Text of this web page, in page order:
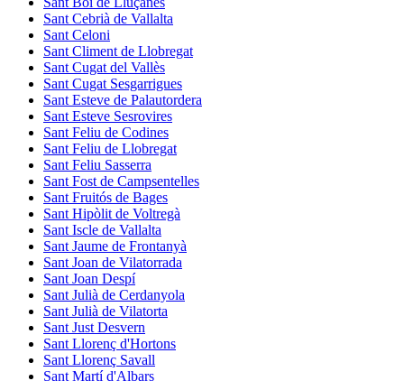
Sant Cebrià de Vallalta
Sant Celoni
Sant Climent de Llobregat
Sant Cugat del Vallès
Sant Cugat Sesgarrigues
Sant Esteve de Palautordera
Sant Esteve Sesrovires
Sant Feliu de Codines
Sant Feliu de Llobregat
Sant Feliu Sasserra
Sant Fost de Campsentelles
Sant Fruitós de Bages
Sant Hipòlit de Voltregà
Sant Iscle de Vallalta
Sant Jaume de Frontanyà
Sant Joan de Vilatorrada
Sant Joan Despí
Sant Julià de Cerdanyola
Sant Julià de Vilatorta
Sant Just Desvern
Sant Llorenç d'Hortons
Sant Llorenç Savall
Sant Martí d'Albars